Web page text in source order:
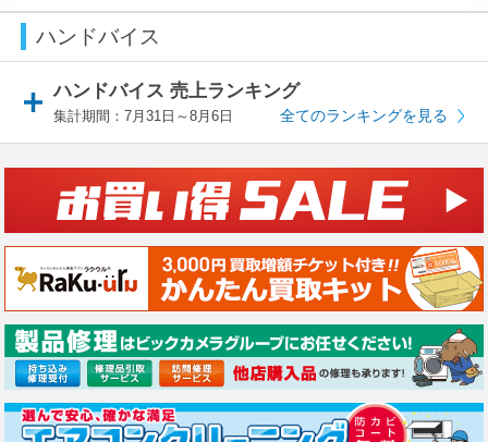
ハンドバイス
ハンドバイス 売上ランキング
集計期間：7月31日～8月6日 全てのランキングを見る